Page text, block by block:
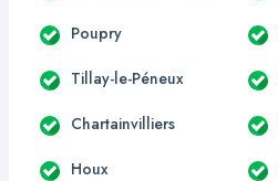
Poupry
Tillay-le-Péneux
Chartainvilliers
Houx